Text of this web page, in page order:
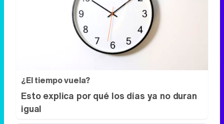
¿El tiempo vuela?
Esto explica por qué los días ya no duran